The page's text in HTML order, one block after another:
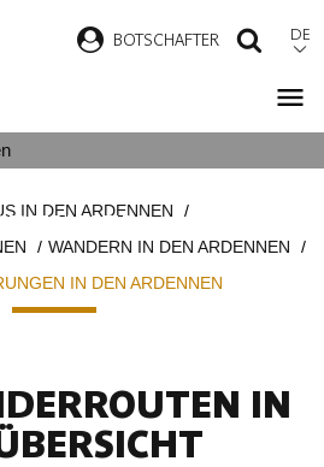
BOTSCHAFTER DE
IN DEN ARDENNEN
WANDERN IN DEN ARDENNEN
IN DEN ARDENNEN
IN